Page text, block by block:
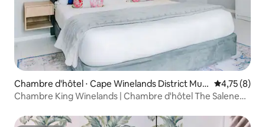
Chambre d'hôtel ⋅ Cape Winelands District Muni
cipality
Évaluation
4,75 (8)
Chambre King Winelands | Chambre d'hôtel The Salene